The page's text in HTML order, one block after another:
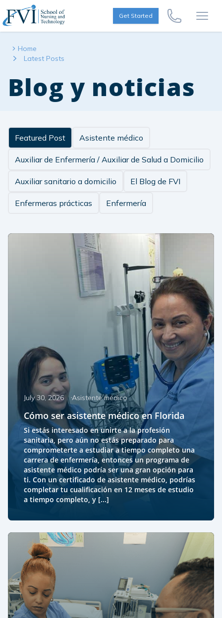
Skip to content
FVI School of Nursing
Get Started
Call Us Now
Home
Latest Posts
Blog y noticias
Featured Post Asistente médico
Auxiliar de Enfermería / Auxiliar de Salud a Domicilio
Auxiliar sanitario a domicilio El Blog de FVI
Enfermeras prácticas Enfermería
July 30, 2026 Asistente médico
Cómo ser asistente médico en Florida
Si estás interesado en unirte a la profesión
sanitaria, pero aún no estás preparado para
comprometerte a estudiar a tiempo completo una
carrera de enfermería, entonces un programa de
asistente médico podría ser una gran opción para
ti. Con un certificado de asistente médico, podrías
completar tu cualificación en 12 meses de estudio
a tiempo completo, y [...]